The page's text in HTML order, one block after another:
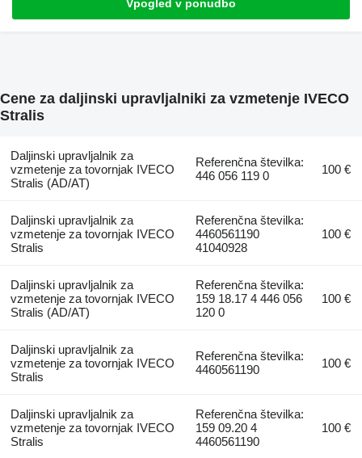
Vpogled v ponudbo
Cene za daljinski upravljalniki za vzmetenje IVECO
Stralis
Daljinski upravljalnik za
vzmetenje za tovornjak IVECO
Stralis (AD/AT)
Referenčna številka:
446 056 119 0
100 €
Daljinski upravljalnik za
vzmetenje za tovornjak IVECO
Stralis
Referenčna številka:
4460561190
41040928
100 €
Daljinski upravljalnik za
vzmetenje za tovornjak IVECO
Stralis (AD/AT)
Referenčna številka:
159 18.17 4 446 056
120 0
100 €
Daljinski upravljalnik za
vzmetenje za tovornjak IVECO
Stralis
Referenčna številka:
4460561190
100 €
Daljinski upravljalnik za
vzmetenje za tovornjak IVECO
Stralis
Referenčna številka:
159 09.20 4
4460561190
100 €